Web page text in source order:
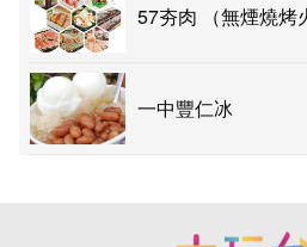
57夯肉 （無煙燒烤
一中豐仁冰